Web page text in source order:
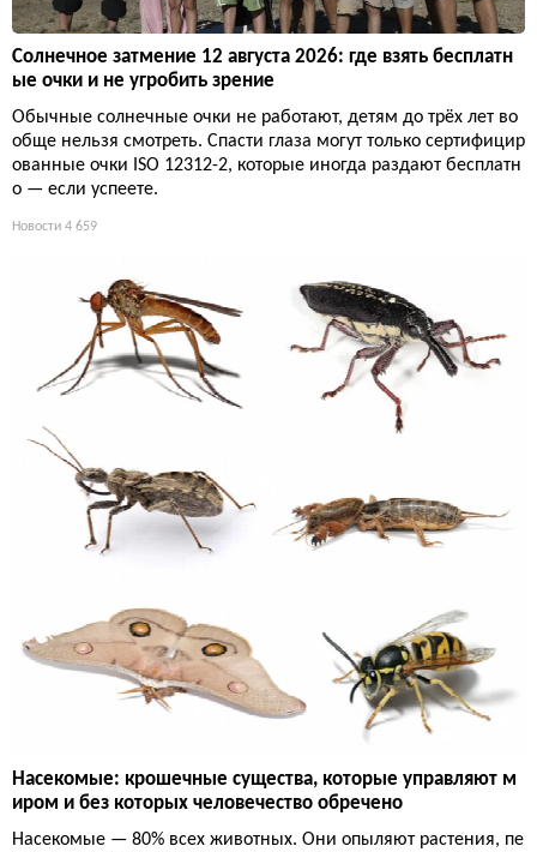
Солнечное затмение 12 августа 2026: где взять бесплатн
ые очки и не угробить зрение
Обычные солнечные очки не работают, детям до трёх лет во
обще нельзя смотреть. Спасти глаза могут только сертифицир
ованные очки ISO 12312-2, которые иногда раздают бесплатн
о — если успеете.
Новости 4 659
Насекомые: крошечные существа, которые управляют м
иром и без которых человечество обречено
Насекомые — 80% всех животных. Они опыляют растения, пе